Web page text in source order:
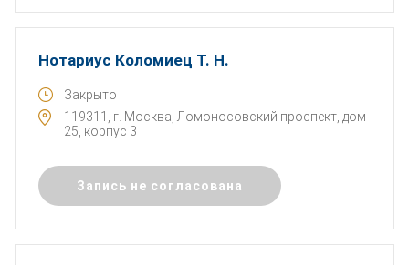
Нотариус Коломиец Т. Н.
Закрыто
119311, г. Москва, Ломоносовский проспект, дом
25, корпус 3
Запись не согласована